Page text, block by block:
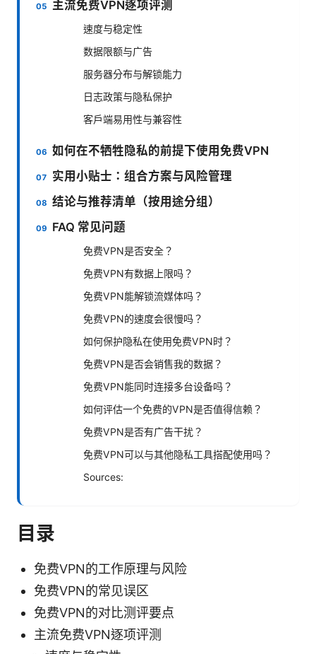
主流免费VPN逐项评测
速度与稳定性
数据限额与广告
服务器分布与解锁能力
日志政策与隐私保护
客户端易用性与兼容性
如何在不牺牲隐私的前提下使用免费VPN
实用小贴士：组合方案与风险管理
结论与推荐清单（按用途分组）
FAQ 常见问题
免费VPN是否安全？
免费VPN有数据上限吗？
免费VPN能解锁流媒体吗？
免费VPN的速度会很慢吗？
如何保护隐私在使用免费VPN时？
免费VPN是否会销售我的数据？
免费VPN能同时连接多台设备吗？
如何评估一个免费的VPN是否值得信赖？
免费VPN是否有广告干扰？
免费VPN可以与其他隐私工具搭配使用吗？
Sources:
目录
免费VPN的工作原理与风险
免费VPN的常见误区
免费VPN的对比测评要点
主流免费VPN逐项评测